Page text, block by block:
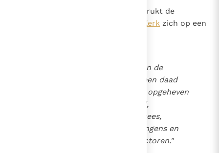
Wat deze voorwaarden betreft, drukt de
Catechismus van de Katholieke Kerk zich op een
"De toerekenbaarheid van en de
verantwoordelijkheid voor een daad
kunnen verminderd of zelfs opgeheven
worden door onwetendheid,
onoplettendheid, geweld, vrees,
gewoonten, onmatige verlangens en
andere fysieke of sociale factoren."